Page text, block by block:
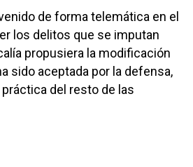
de forma telemática en el
los delitos que se imputan
propusiera la modificación
sido aceptada por la defensa,
del resto de las